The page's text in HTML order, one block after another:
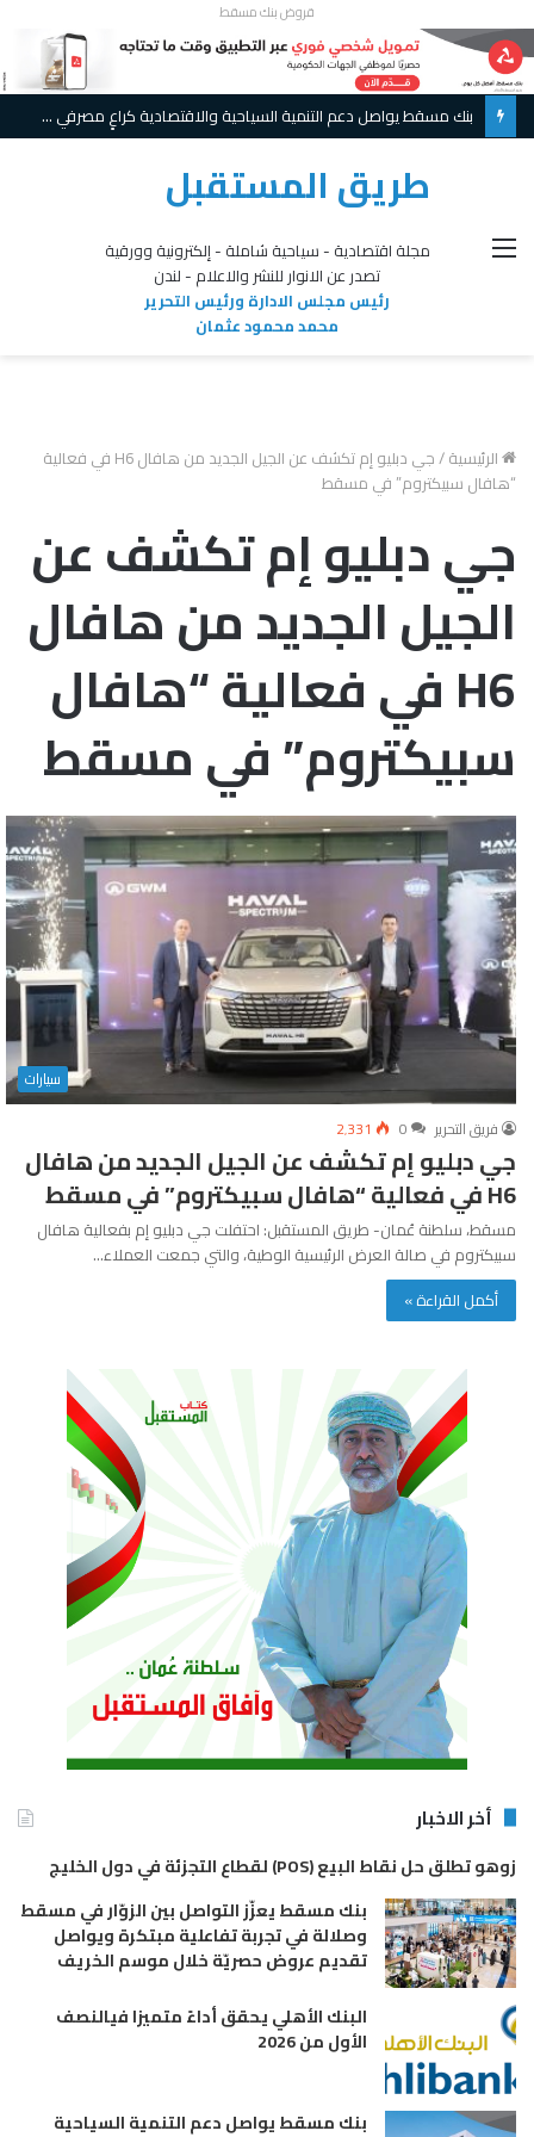
قروض بنك مسقط
بنك مسقط يواصل دعم التنمية السياحية والاقتصادية كراعٍ مصرفي لملتقى أجواء الأشخرة 2026
طريق المستقبل
مجلة اقتصادية - سياحية شاملة - إلكترونية وورقية
تصدر عن الانوار للنشر والاعلام - لندن
رئيس مجلس الادارة ورئيس التحرير
محمد محمود عثمان
القائمة
الرئيسية/
جي دبليو إم تكشف عن الجيل الجديد من هافال H6 في فعالية
“هافال سبيكتروم” في مسقط
جي دبليو إم تكشف عن
الجيل الجديد من هافال
H6 في فعالية “هافال
سبيكتروم” في مسقط
سيارات
فريق التحرير
0 2٬331
جي دبليو إم تكشف عن الجيل الجديد من هافال
H6 في فعالية “هافال سبيكتروم” في مسقط
مسقط، سلطنة عُمان- طريق المستقبل: احتفلت جي دبليو إم بفعالية هافال
سبيكتروم في صالة العرض الرئيسية الوطية، والتي جمعت العملاء…
أكمل القراءة »
أخر الاخبار
زوهو تطلق حل نقاط البيع (POS) لقطاع التجزئة في دول الخليج
بنك مسقط يعزّز التواصل بين الزوّار في مسقط
وصلالة في تجربة تفاعلية مبتكرة ويواصل
تقديم عروض حصريّة خلال موسم الخريف
البنك الأهلي يحقق أداءً متميزا فيالنصف
الأول من 2026
بنك مسقط يواصل دعم التنمية السياحية